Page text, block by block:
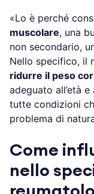
«Lo è perché
muscolare, una
non secondario,
Nello specifico, il
ridurre il peso
adeguato all’età
tutte condizioni
problema di
Come
nello